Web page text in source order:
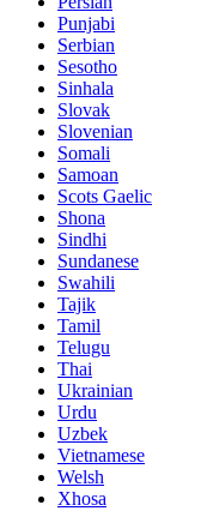
Punjabi
Serbian
Sesotho
Sinhala
Slovak
Slovenian
Somali
Samoan
Scots Gaelic
Shona
Sindhi
Sundanese
Swahili
Tajik
Tamil
Telugu
Thai
Ukrainian
Urdu
Uzbek
Vietnamese
Welsh
Xhosa